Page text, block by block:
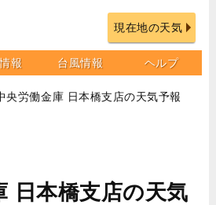
現在地の天気
報 台風情報 ヘルプ
央労働金庫 日本橋支店の天気予報
日本橋支店の天気